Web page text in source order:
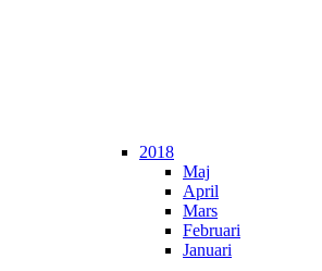
2018
Maj
April
Mars
Februari
Januari